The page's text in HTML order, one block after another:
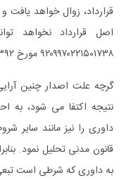
قرارداد، زوال خواهد
اصل قرارداد نخواهد
۹۲۰۹۹۷۰۲۲۱۵۰۱۷۳۸ مورخ ۲۴/۱۲/۱۳۹۲
گرچه علت اصدار چنین
نتیجه اکتفا می شود، به
قانون مدنی تحلیل نمود.
به داوری که شرطی است